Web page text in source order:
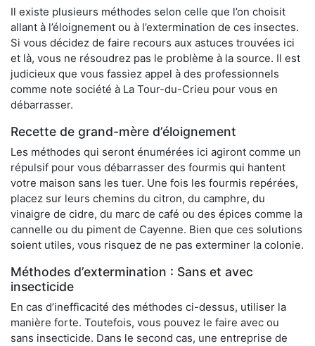
Il existe plusieurs méthodes selon celle que l’on choisit
allant à l’éloignement ou à l’extermination de ces insectes.
Si vous décidez de faire recours aux astuces trouvées ici
et là, vous ne résoudrez pas le problème à la source. Il est
judicieux que vous fassiez appel à des professionnels
comme note société à La Tour-du-Crieu pour vous en
débarrasser.
Recette de grand-mère d’éloignement
Les méthodes qui seront énumérées ici agiront comme un
répulsif pour vous débarrasser des fourmis qui hantent
votre maison sans les tuer. Une fois les fourmis repérées,
placez sur leurs chemins du citron, du camphre, du
vinaigre de cidre, du marc de café ou des épices comme la
cannelle ou du piment de Cayenne. Bien que ces solutions
soient utiles, vous risquez de ne pas exterminer la colonie.
Méthodes d’extermination : Sans et avec
insecticide
En cas d’inefficacité des méthodes ci-dessus, utiliser la
manière forte. Toutefois, vous pouvez le faire avec ou
sans insecticide. Dans le second cas, une entreprise de